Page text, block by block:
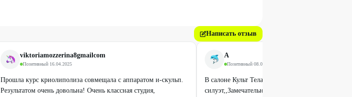
Написать отзыв
viktoriamozzerina8gmailcom
Позитивный·16.04.2025
Прошла курс криолиполиза совмещала с аппаратом и-скульп.
Результатом очень довольна! Очень классная студия,
A
Позитивный·08.04.2025
В салоне Культ Тела , прошла курс по
силуэт,,Замечательный салон , отзывчивые